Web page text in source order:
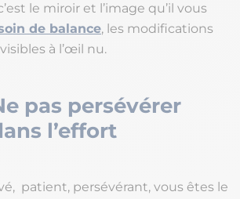
le miroir et l’image qu’il vous
de balance, les modifications
à l’œil nu.
pas persévérer
l’effort
patient, persévérant, vous êtes le